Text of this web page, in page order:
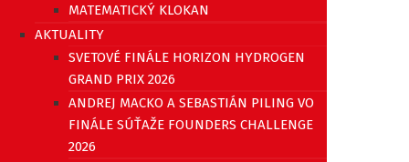
MATEMATICKÝ KLOKAN
AKTUALITY
SVETOVÉ FINÁLE HORIZON HYDROGEN
GRAND PRIX 2026
ANDREJ MACKO A SEBASTIÁN PILING VO
FINÁLE SÚŤAŽE FOUNDERS CHALLENGE
2026